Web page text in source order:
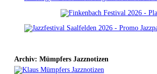
Archiv: Mümpfers Jazznotizen